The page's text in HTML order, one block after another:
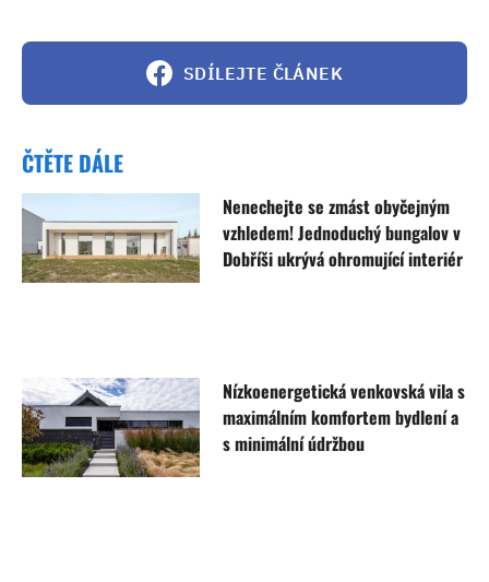
SDÍLEJTE ČLÁNEK
ČTĚTE DÁLE
Nenechejte se zmást obyčejným
vzhledem! Jednoduchý bungalov v
Dobříši ukrývá ohromující interiér
Nízkoenergetická venkovská vila s
maximálním komfortem bydlení a
s minimální údržbou